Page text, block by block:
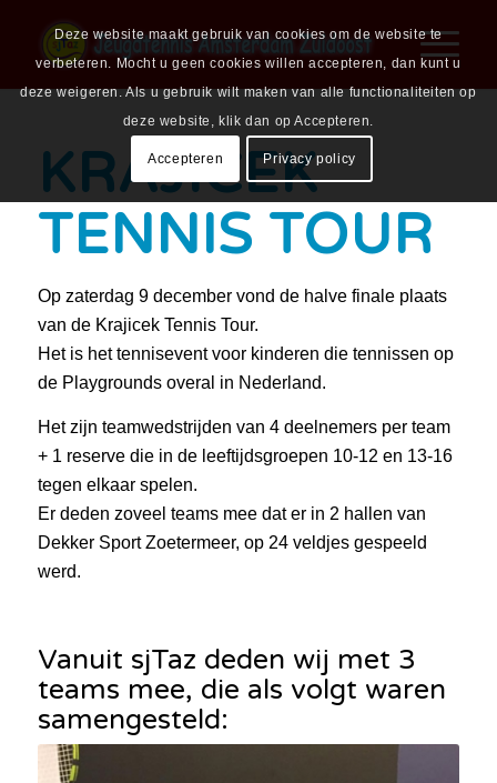
KRAJICEK
TENNIS TOUR
Op zaterdag 9 december vond de halve finale plaats
van de Krajicek Tennis Tour.
Het is het tennisevent voor kinderen die tennissen op
de Playgrounds overal in Nederland.
Het zijn teamwedstrijden van 4 deelnemers per team
+ 1 reserve die in de leeftijdsgroepen 10-12 en 13-16
tegen elkaar spelen.
Er deden zoveel teams mee dat er in 2 hallen van
Dekker Sport Zoetermeer, op 24 veldjes gespeeld
werd.
Vanuit sjTaz deden wij met 3
teams mee, die als volgt waren
samengesteld:
Deze website maakt gebruik van cookies om de website te
verbeteren. Mocht u geen cookies willen accepteren, dan kunt u
deze weigeren. Als u gebruik wilt maken van alle functionaliteiten op
deze website, klik dan op Accepteren.
Accepteren Privacy policy